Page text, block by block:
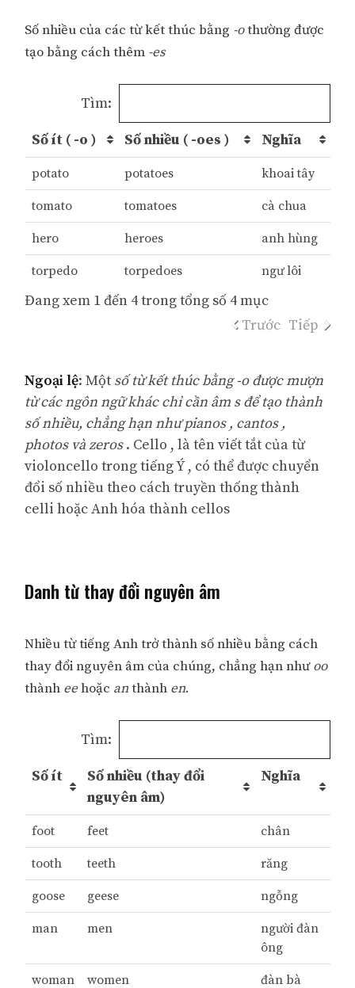
Số nhiều của các từ kết thúc bằng -othường được
tạo bằng cách thêm -es
Tìm:
Số ít ( -o )
Số nhiều ( -oes ) Nghĩa
potato potatoes khoai tây
tomato tomatoes cà chua
hero heroes anh hùng
torpedo torpedoes ngư lôi
Đang xem 1 đến 4 trong tổng số 4 mục
Trước Tiếp
Ngoại lệ: Một số từ kết thúc bằng-ođược mượn
từ các ngôn ngữ khác chỉ cần âm sđể tạo thành
số nhiều, chẳng hạn như pianos , cantos ,
photos và zeros. Cello , là tên viết tắt của từ
violoncello trong tiếng Ý , có thể được chuyển
đổi số nhiều theo cách truyền thống thành
celli hoặc Anh hóa thành cellos
Danh từ thay đổi nguyên âm
Nhiều từ tiếng Anh trở thành số nhiều bằng cách
thay đổi nguyên âm của chúng, chẳng hạn nhưoo
thành eehoặc anthành en.
Tìm:
Số ít
Số nhiều (thay đổi
nguyên âm)
Nghĩa
foot feet chân
tooth teeth răng
goose geese ngỗng
man men
người đàn
ông
woman women đàn bà